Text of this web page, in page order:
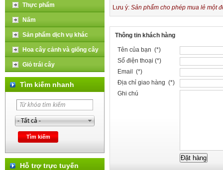
Thực phẩm
Nấm
Sản phẩm dịch vụ khác
Hoa cây cảnh và giống cây
Giỏ trái cây
Tìm kiếm nhanh
Hỗ trợ trực tuyến
Lưu ý: Sản phẩm cho phép mua lẻ một
Thông tin khách hàng
Tên của bạn (*)
Số điện thoại (*)
Email (*)
Địa chỉ giao hàng (*)
Ghi chú